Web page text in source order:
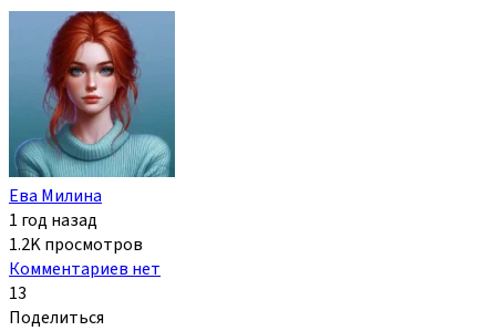
Ева Милина
1 год назад
1.2K просмотров
Комментариев нет
13
Поделиться